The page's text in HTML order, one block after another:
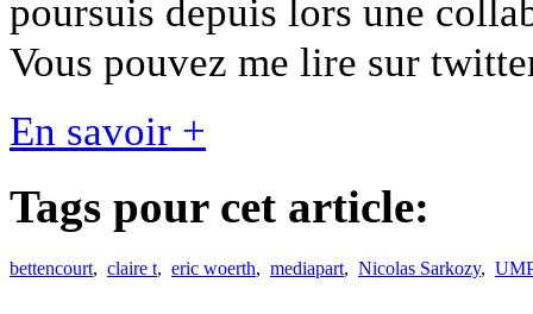
poursuis depuis lors une
Vous pouvez me lire sur
En savoir +
Tags pour cet article:
bettencourt, claire t, eric woerth, mediapart, Nicolas Sarkozy,